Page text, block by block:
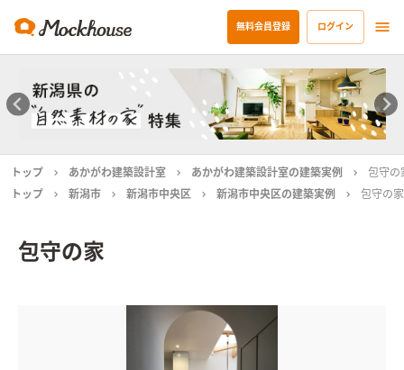
無料会員登録 ログイン
トップ あかがわ建築設計室 あかがわ建築設計室の建築実例
包守の
トップ
新潟市 新潟市中央区 新潟市中央区の建築実例 包守の家
包守の家